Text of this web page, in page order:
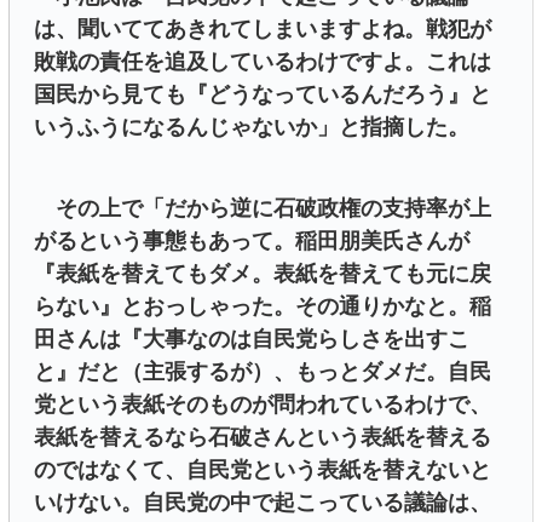
は、聞いててあきれてしまいますよね。戦犯が
敗戦の責任を追及しているわけですよ。これは
国民から見ても『どうなっているんだろう』と
いうふうになるんじゃないか」と指摘した。
その上で「だから逆に石破政権の支持率が上
がるという事態もあって。稲田朋美氏さんが
『表紙を替えてもダメ。表紙を替えても元に戻
らない』とおっしゃった。その通りかなと。稲
田さんは『大事なのは自民党らしさを出すこ
と』だと（主張するが）、もっとダメだ。自民
党という表紙そのものが問われているわけで、
表紙を替えるなら石破さんという表紙を替える
のではなくて、自民党という表紙を替えないと
いけない。自民党の中で起こっている議論は、